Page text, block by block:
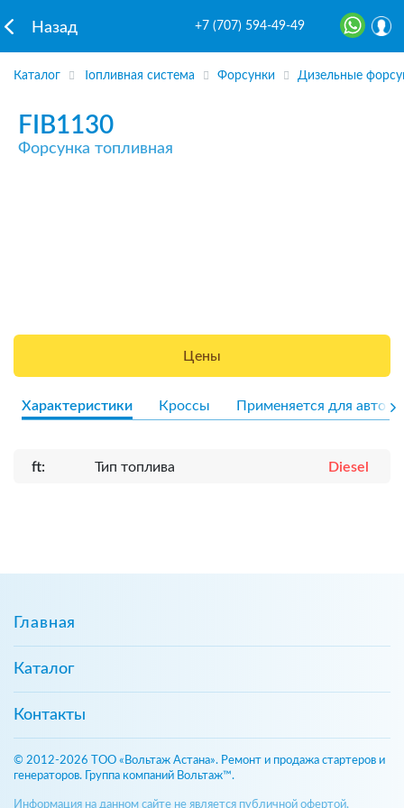
Назад +7 (707) 594-49-49
Каталог Топливная система Форсунки Дизельные
FIB1130
Форсунка топливная
Цены
Характеристики Кроссы Применяется для авто
ft: Тип топлива Diesel
Главная
Каталог
Контакты
© 2012-2026 ТОО «Вольтаж Астана». Ремонт и продажа стартеров и
генераторов. Группа компаний Вольтаж™.
Информация на данном сайте не является публичной офертой,